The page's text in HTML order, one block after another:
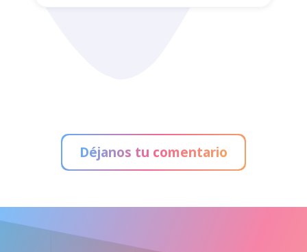
Déjanos tu comentario